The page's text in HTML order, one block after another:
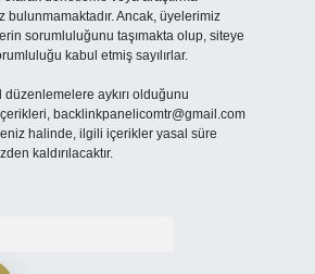
bulunmamaktadır. Ancak, üyelerimiz
sorumluluğunu taşımakta olup, siteye
kabul etmiş sayılırlar.
düzenlemelere aykırı olduğunu
backlinkpanelicomtr@gmail.com
halinde, ilgili içerikler yasal süre
kaldırılacaktır.